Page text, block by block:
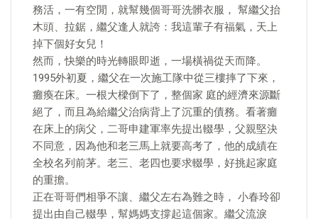
務活，一有空閒，就幫幾個哥哥洗髒衣服， 幫繼父抬
木頭、拉鋸，繼父逢人就誇：我這輩子有福氣，天上
掉下個好女兒！
然而，快樂的時光轉眼即逝，一場橫禍從天而降。
1995外初夏，繼父在一次施工隊中從三樓摔了下來，
癱瘓在床。一根大樑倒下了，整個家 庭的經濟來源斷
絕了，而且為給繼父治病背上了沉重的債務。看著癱
在床上的病父，二哥申建軍率先提出輟學，父親堅決
不同意，因為他和老三馬上就要高考了，他的成績在
全校名列前茅。老三、老四也要求輟學，好挑起家庭
的重擔。
正在哥哥們相爭不讓、繼父左右為難之時， 小春玲卻
提出由自己輟學，幫媽媽支撐起這個家。繼父流淚